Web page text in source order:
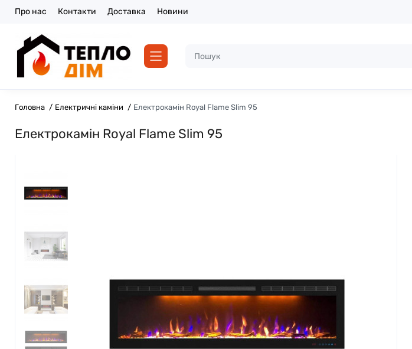
Про нас Контакти Доставка Новини
Головна Електричні каміни Електрокамін Royal Flame Slim 95
Електрокамін Royal Flame Slim 95